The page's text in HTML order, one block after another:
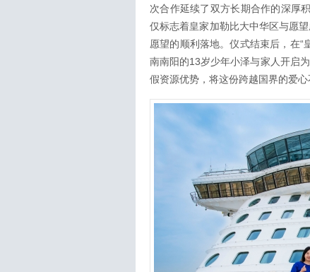
次合作延续了双方长期合作的深厚
仅标志着皇家加勒比大中华区与愿
愿望的顺利落地。仪式结束后，在“
南南阳的13岁少年小泽与家人开启
假资源优势，将这份跨越国界的爱